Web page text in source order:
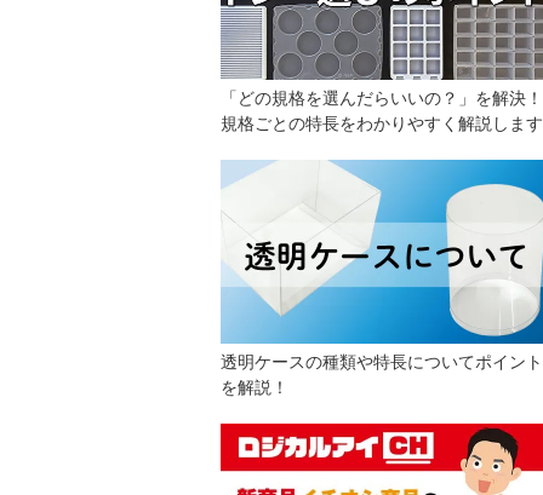
「どの規格を選んだらいいの？」を解決！
規格ごとの特長をわかりやすく解説します
透明ケースの種類や特長についてポイント
を解説！